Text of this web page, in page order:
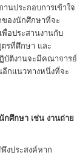
นประกอบการเข้าใจ
องนักศึกษาที่จะ
พื่อประสานงานกับ
รที่ศึกษา และ
บัติงานจะมีคณาจารย์
กแนวทางหนึ่งที่จะ
กศึกษา เช่น งานถ่าย
งประสงค์หาก